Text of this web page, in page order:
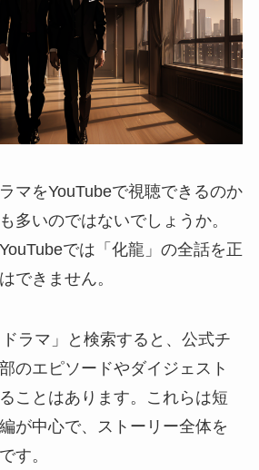
マをYouTubeで視聴できるのか
多いのではないでしょうか。
では「化龍」の全話を正
できません。
ラマ」と検索すると、公式チ
のエピソードやダイジェスト
ことはあります。これらは短
が中心で、ストーリー全体を
す。